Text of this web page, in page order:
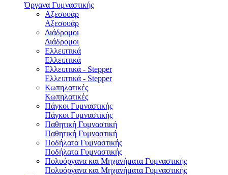
Όργανα Γυμναστικής
Αξεσουάρ
Αξεσουάρ
Διάδρομοι
Διάδρομοι
Ελλειπτικά
Ελλειπτικά
Ελλειπτικά - Stepper
Ελλειπτικά - Stepper
Κωπηλατικές
Κωπηλατικές
Πάγκοι Γυμναστικής
Πάγκοι Γυμναστικής
Παθητική Γυμναστική
Παθητική Γυμναστική
Ποδήλατα Γυμναστικής
Ποδήλατα Γυμναστικής
Πολυόργανα και Μηχανήματα Γυμναστικής
Πολυόργανα και Μηχανήματα Γυμναστικής